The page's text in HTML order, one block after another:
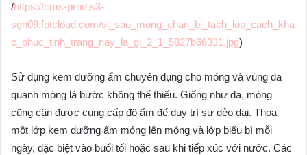
/https://cms-prod.s3-
sgn09.fptcloud.com/vi_sao_mong_chan_bi_tach_lop_cach_kha
c_phuc_tinh_trang_nay_la_gi_2_1_5827b66331.jpg)
Sử dụng kem dưỡng ẩm chuyên dụng cho móng và vùng da
quanh móng là bước không thể thiếu. Giống như da, móng
cũng cần được cung cấp độ ẩm để duy trì sự dẻo dai. Thoa
một lớp kem dưỡng ẩm mỏng lên móng và lớp biểu bì mỗi
ngày, đặc biệt vào buổi tối hoặc sau khi tiếp xúc với nước. Các